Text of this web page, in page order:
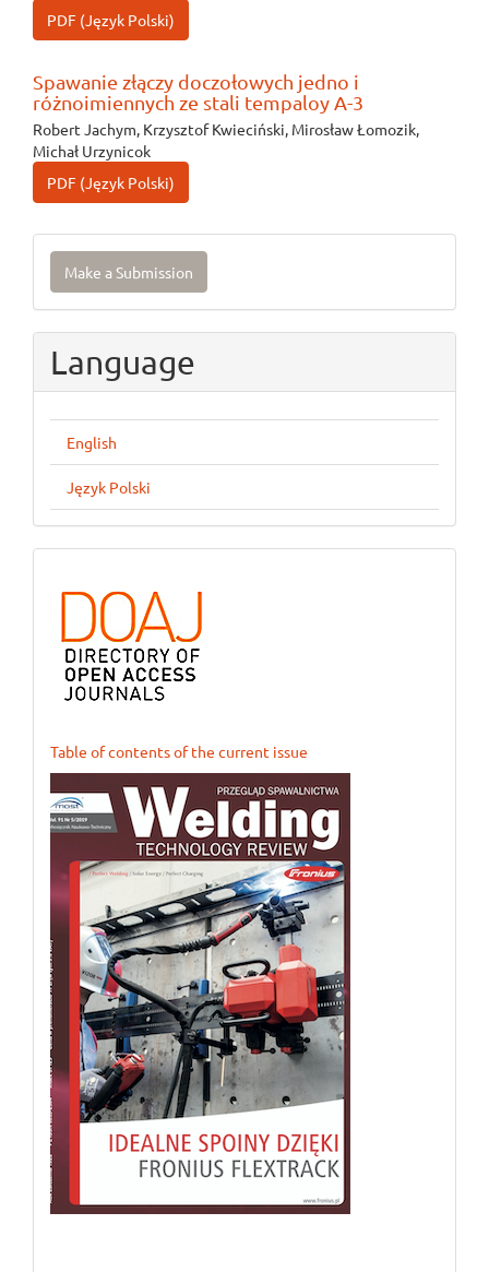
PDF (Język Polski)
Spawanie złączy doczołowych jedno i
różnoimiennych ze stali tempaloy A-3
Robert Jachym, Krzysztof Kwieciński, Mirosław Łomozik,
Michał Urzynicok
PDF (Język Polski)
Make
Submission
Make a Submission
Language
English
Język Polski
Table of contents of the current issue